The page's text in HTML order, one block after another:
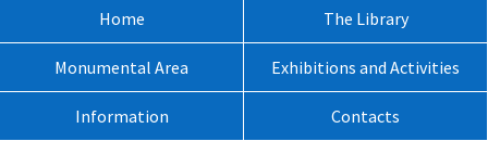
Home The Library
Monumental Area Exhibitions and Activities
Information Contacts